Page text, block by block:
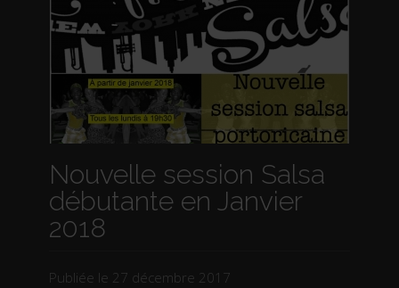
Nouvelle session Salsa
débutante en Janvier
2018
Publiée le 27 décembre 2017